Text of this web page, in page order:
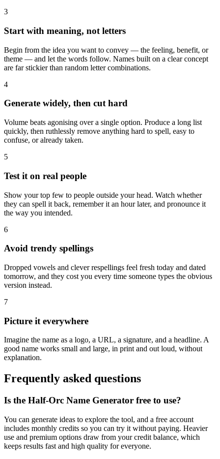
3
Start with meaning, not letters
Begin from the idea you want to convey — the feeling, benefit, or
theme — and let the words follow. Names built on a clear concept
are far stickier than random letter combinations.
4
Generate widely, then cut hard
Volume beats agonising over a single option. Produce a long list
quickly, then ruthlessly remove anything hard to spell, easy to
confuse, or already taken.
5
Test it on real people
Show your top few to people outside your head. Watch whether
they can spell it back, remember it an hour later, and pronounce it
the way you intended.
6
Avoid trendy spellings
Dropped vowels and clever respellings feel fresh today and dated
tomorrow, and they cost you every time someone types the obvious
version instead.
7
Picture it everywhere
Imagine the name as a logo, a URL, a signature, and a headline. A
good name works small and large, in print and out loud, without
explanation.
Frequently asked questions
Is the Half-Orc Name Generator free to use?
You can generate ideas to explore the tool, and a free account
includes monthly credits so you can try it without paying. Heavier
use and premium options draw from your credit balance, which
keeps results fast and high quality for everyone.